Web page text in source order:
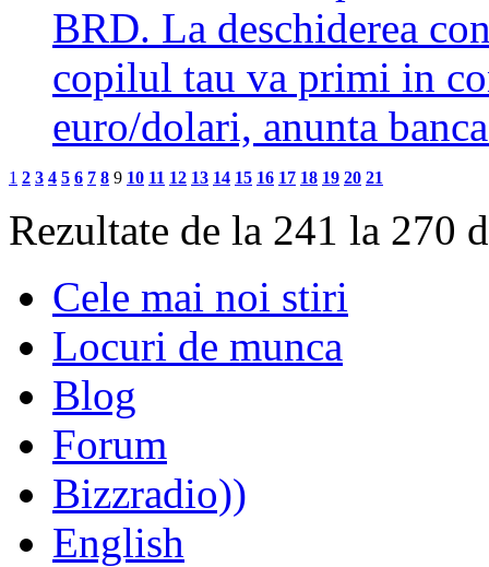
BRD. La deschiderea
copilul tau va primi in
euro/dolari, anunta
1 2 3 4 5 6 7 8 9 10 11 12 13 14 15 16 17 18 19 20 21
Rezultate de la 241 la 270
Cele mai noi stiri
Locuri de munca
Blog
Forum
Bizzradio))
English